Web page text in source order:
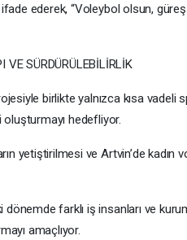
ifade ederek, “Voleybol olsun,
VE SÜRDÜRÜLEBİLİRLİK
birlikte yalnızca kısa vadeli
hedefliyor.
yetiştirilmesi ve Artvin’de kadın
farklı iş insanları ve
amaçlıyor.